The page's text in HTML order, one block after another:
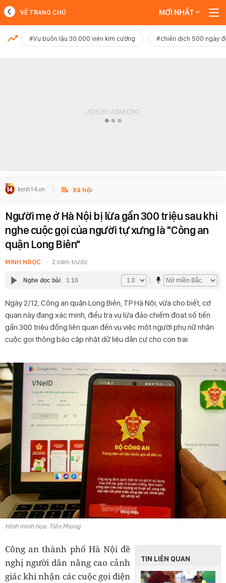
MỚI NHẤT
VỀ TRANG CHỦ MỚI NHẤT
#Vụ buôn lậu 30.000 viên kim cương #chiến dịch 500 ngày
Xã hội
Người mẹ ở Hà Nội bị lừa gần 300 triệu sau khi
nghe cuộc gọi của người tự xưng là "Công an
quận Long Biên"
MINH NGỌC 2 năm trước
Nghe đọc bài 1:16
Ngày 2/12, Công an quận Long Biên, TP Hà Nội, vừa cho biết, cơ
quan này đang xác minh, điều tra vụ lừa đảo chiếm đoạt số tiền
gần 300 triệu đồng liên quan đến vụ việc một người phụ nữ nhận
cuộc gọi thông báo cập nhật dữ liệu dân cư cho con trai.
Hình minh họa: Tiền Phong
TIN LIÊN QUAN
Công an thành phố Hà Nội đề
nghị người dân nâng cao cảnh
giác khi nhận các cuộc gọi điện